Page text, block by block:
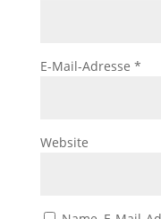
E-Mail-Adresse *
Website